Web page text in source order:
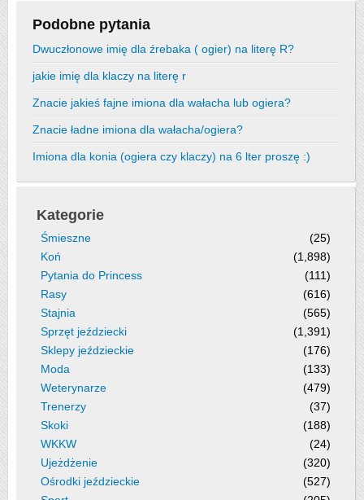
Podobne pytania
Dwuczłonowe imię dla źrebaka ( ogier) na literę R?
jakie imię dla klaczy na literę r
Znacie jakieś fajne imiona dla wałacha lub ogiera?
Znacie ładne imiona dla wałacha/ogiera?
Imiona dla konia (ogiera czy klaczy) na 6 lter proszę :)
Kategorie
Śmieszne
(25)
Koń
(1,898)
Pytania do Princess
(111)
Rasy
(616)
Stajnia
(565)
Sprzęt jeździecki
(1,391)
Sklepy jeździeckie
(176)
Moda
(133)
Weterynarze
(479)
Trenerzy
(37)
Skoki
(188)
WKKW
(24)
Ujeżdżenie
(320)
Ośrodki jeździeckie
(527)